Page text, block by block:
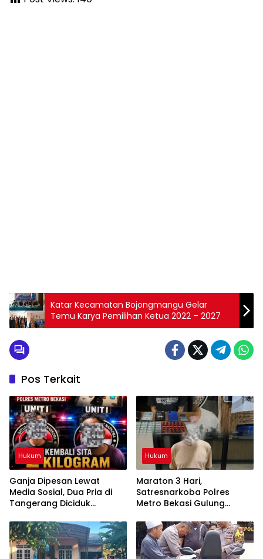
Katar Kecamatan Bojongmangu Gelar
Temu Karya Pemilihan Ketua 2022 – 2027
Pos Terkait
Hukum
Ganja Dipesan Lewat
Media Sosial, Dua Pria di
Tangerang Diciduk
Metro Bekasi
Hukum
Maraton 3 Hari,
Satresnarkoba Polres
Metro Bekasi Gulung
Tramadol